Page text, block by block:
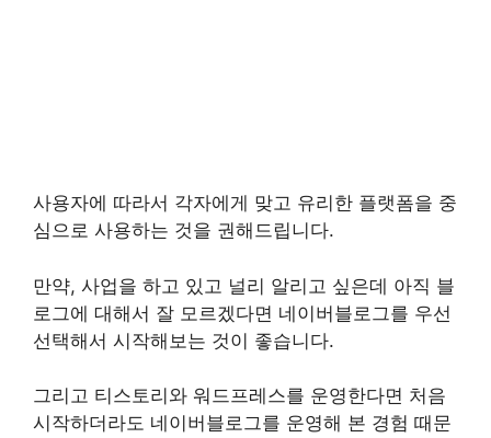
사용자에 따라서 각자에게 맞고 유리한 플랫폼을 중
심으로 사용하는 것을 권해드립니다.
만약, 사업을 하고 있고 널리 알리고 싶은데 아직 블
로그에 대해서 잘 모르겠다면 네이버블로그를 우선
선택해서 시작해보는 것이 좋습니다.
그리고 티스토리와 워드프레스를 운영한다면 처음
시작하더라도 네이버블로그를 운영해 본 경험 때문